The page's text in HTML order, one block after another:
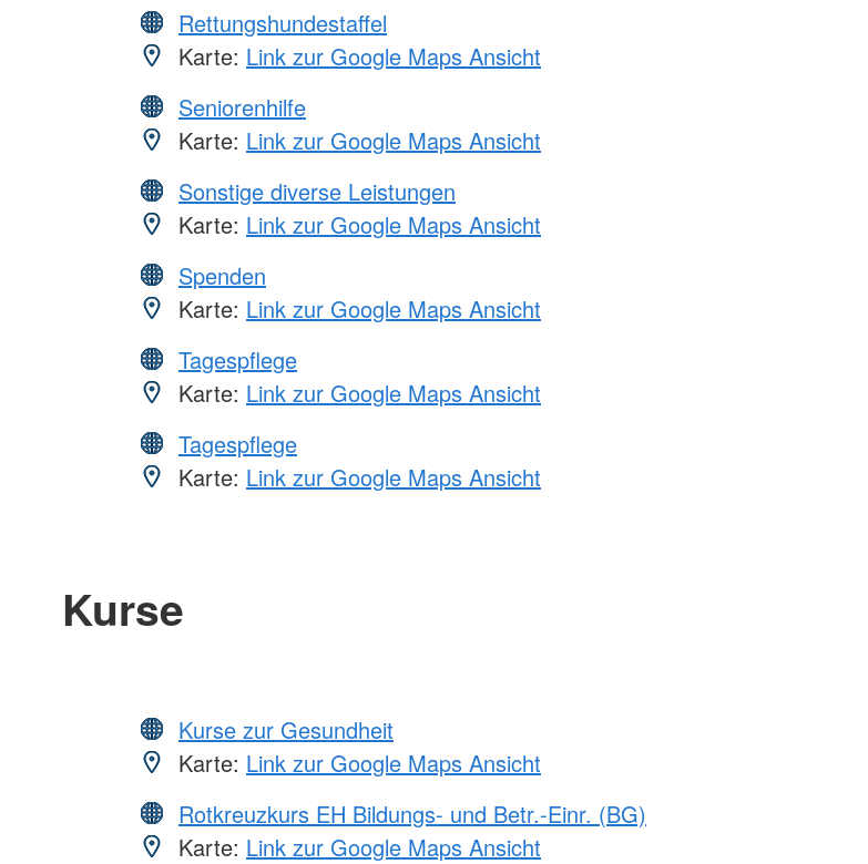
Rettungshundestaffel
Karte: Link zur Google Maps Ansicht
Seniorenhilfe
Karte: Link zur Google Maps Ansicht
Sonstige diverse Leistungen
Karte: Link zur Google Maps Ansicht
Spenden
Karte: Link zur Google Maps Ansicht
Tagespflege
Karte: Link zur Google Maps Ansicht
Tagespflege
Karte: Link zur Google Maps Ansicht
Kurse
Kurse zur Gesundheit
Karte: Link zur Google Maps Ansicht
Rotkreuzkurs EH Bildungs- und Betr.-Einr. (BG)
Karte: Link zur Google Maps Ansicht